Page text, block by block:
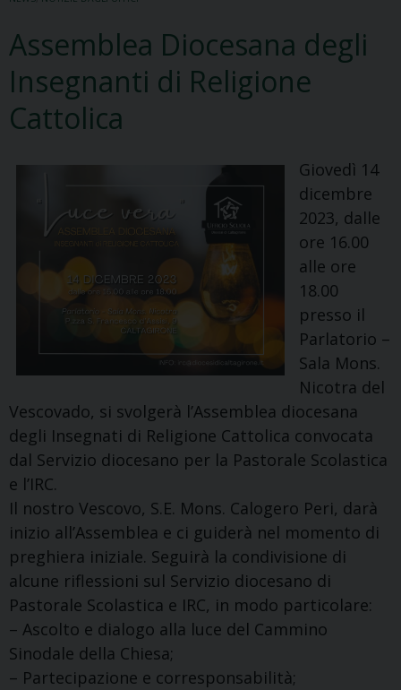
Assemblea Diocesana degli
Insegnanti di Religione
Cattolica
Giovedì 14
dicembre
2023, dalle
ore 16.00
alle ore
18.00
presso il
Parlatorio –
Sala Mons.
Nicotra del
Vescovado, si svolgerà l’Assemblea diocesana
degli Insegnati di Religione Cattolica convocata
dal Servizio diocesano per la Pastorale Scolastica
e l’IRC.
Il nostro Vescovo, S.E. Mons. Calogero Peri, darà
inizio all’Assemblea e ci guiderà nel momento di
preghiera iniziale. Seguirà la condivisione di
alcune riflessioni sul Servizio diocesano di
Pastorale Scolastica e IRC, in modo particolare:
– Ascolto e dialogo alla luce del Cammino
Sinodale della Chiesa;
– Partecipazione e corresponsabilità;